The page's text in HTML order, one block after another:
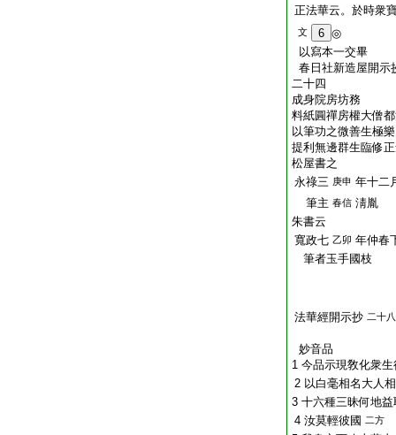
正法華云。於時衆
文 6 ◎
以寫本一交畢
春日社新造屋開示
二十四
成身院房坊務
料紙圓禪房權大僧
以筆功之微善生極
提利無邊群生臨修
松屋書之
永祿三 庚申 年十二
筆主 春信 淸胤
朱書云
寬政七 乙卯 年仲春
筆者玉手國枝
法華經開示抄 二十
妙音品
1 今品示現敎化衆
2 以白毫相名大人
3 十六種三昧何地益
4 汝莫輕彼國 二方